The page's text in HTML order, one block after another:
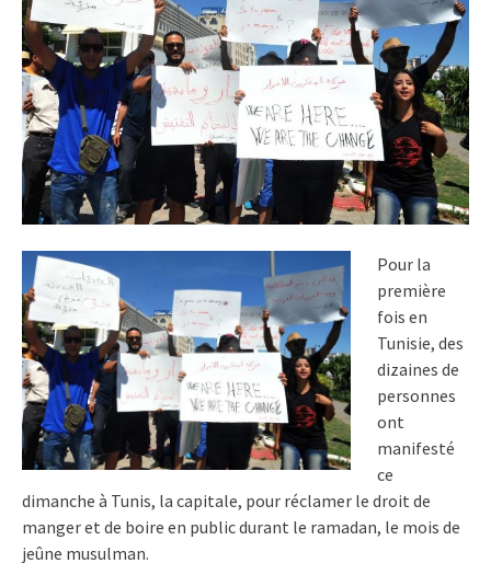
Pour la
première
fois en
Tunisie, des
dizaines de
personnes
ont
manifesté
ce
dimanche à Tunis, la capitale, pour réclamer le droit de
manger et de boire en public durant le ramadan, le mois de
jeûne musulman.